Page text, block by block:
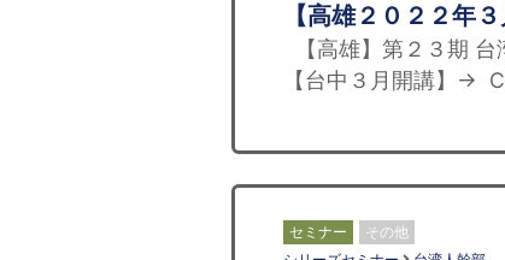
【高雄２０２２年
【高雄】第２３期
【台中３月開講】→
セミナー その他